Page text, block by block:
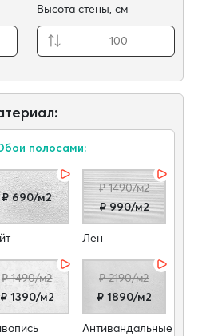
Высота стены, см
полосами:
₽ 690/м2
₽ 1490/м2
₽ 990/м2
Лен
₽ 1490/м2
₽ 1390/м2
₽ 2190/м2
₽ 1890/м2
Антивандальные